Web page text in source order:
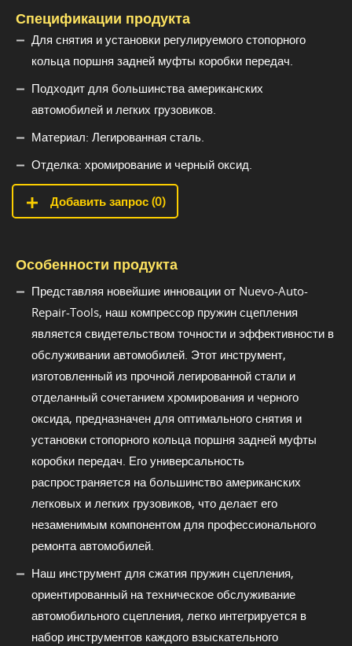
Спецификации продукта
Для снятия и установки регулируемого стопорного
кольца поршня задней муфты коробки передач.
Подходит для большинства американских
автомобилей и легких грузовиков.
Материал: Легированная сталь.
Отделка: хромирование и черный оксид.
Добавить запрос (0)
Особенности продукта
Представляя новейшие инновации от Nuevo-Auto-
Repair-Tools, наш компрессор пружин сцепления
является свидетельством точности и эффективности в
обслуживании автомобилей. Этот инструмент,
изготовленный из прочной легированной стали и
отделанный сочетанием хромирования и черного
оксида, предназначен для оптимального снятия и
установки стопорного кольца поршня задней муфты
коробки передач. Его универсальность
распространяется на большинство американских
легковых и легких грузовиков, что делает его
незаменимым компонентом для профессионального
ремонта автомобилей.
Наш инструмент для сжатия пружин сцепления,
ориентированный на техническое обслуживание
автомобильного сцепления, легко интегрируется в
набор инструментов каждого взыскательного